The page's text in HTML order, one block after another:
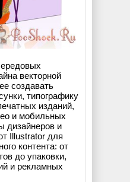
векторной
создавать
типографику
изданий,
и мобильных
дизайнеров и
Illustrator для
контента: от
до упаковки,
и рекламных